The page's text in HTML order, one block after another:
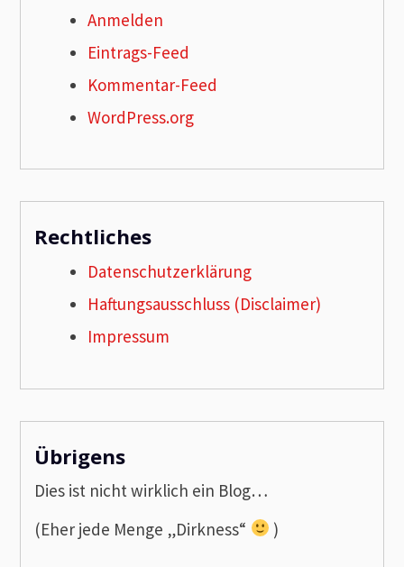
Anmelden
Eintrags-Feed
Kommentar-Feed
WordPress.org
Rechtliches
Datenschutzerklärung
Haftungsausschluss (Disclaimer)
Impressum
Übrigens
Dies ist nicht wirklich ein Blog…
(Eher jede Menge „Dirkness“
)